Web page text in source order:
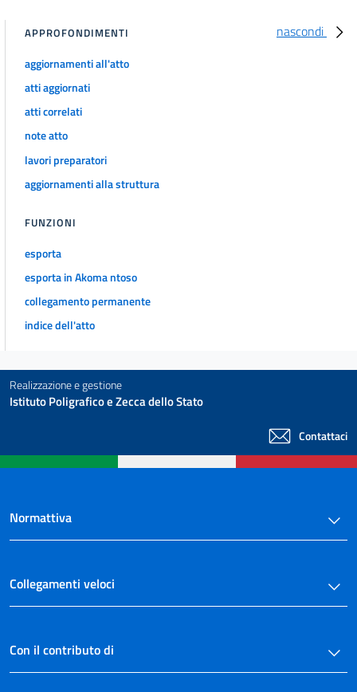
21 octies
21 novies
21 decies
ACCESSO AI DOCUMENTI AMMINISTRATIVI
22
24
25
26
27
28
DISPOSIZIONI FINALI
29
30
nascondi
APPROFONDIMENTI
aggiornamenti all'atto
atti aggiornati
atti correlati
note atto
lavori preparatori
aggiornamenti alla struttura
FUNZIONI
esporta
esporta in Akoma ntoso
collegamento permanente
indice dell'atto
Realizzazione e gestione
Istituto Poligrafico e Zecca dello Stato
Contattaci
Normattiva
Collegamenti veloci
Con il contributo di